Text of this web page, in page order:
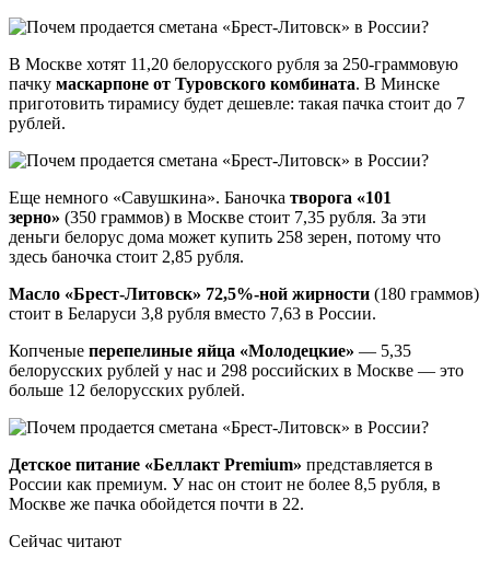
В Москве хотят 11,20 белорусского рубля за 250-граммовую
пачку маскарпоне от Туровского комбината. В Минске
приготовить тирамису будет дешевле: такая пачка стоит до 7
рублей.
Еще немного «Савушкина». Баночка творога «101
зерно» (350 граммов) в Москве стоит 7,35 рубля. За эти
деньги белорус дома может купить 258 зерен, потому что
здесь баночка стоит 2,85 рубля.
Масло «Брест-Литовск» 72,5%-ной жирности (180 граммов)
стоит в Беларуси 3,8 рубля вместо 7,63 в России.
Копченые перепелиные яйца «Молодецкие» — 5,35
белорусских рублей у нас и 298 российских в Москве — это
больше 12 белорусских рублей.
Детское питание «Беллакт Premium» представляется в
России как премиум. У нас он стоит не более 8,5 рубля, в
Москве же пачка обойдется почти в 22.
Сейчас читают